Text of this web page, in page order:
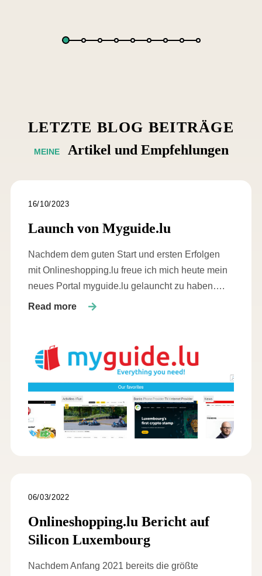
LETZTE BLOG BEITRÄGE
MEINE Artikel und Empfehlungen
16/10/2023
Launch von Myguide.lu
Nachdem dem guten Start und ersten Erfolgen
mit Onlineshopping.lu freue ich mich heute mein
neues Portal myguide.lu gelauncht zu haben….
Read more
06/03/2022
Onlineshopping.lu Bericht auf
Silicon Luxembourg
Nachdem Anfang 2021 bereits die größte